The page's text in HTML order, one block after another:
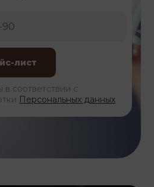
соответствии с
Персональных данных